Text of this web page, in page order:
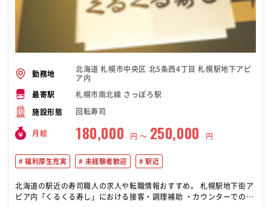
勤務地
北海道 札幌市中央区 北5条西4丁目 札幌駅地下アピ
ア内
最寄駅 札幌市南北線 さっぽろ駅
施設形態 回転寿司
月給 180,000 円 〜 250,000 円
福利厚生充実 未経験者歓迎 駅近
北海道の駅近の寿司職人の求人や転職情報おすすめ。 札幌駅地下街ア
ピア内「くるくる寿し」における接客・調理補助 ・カウンターでのオ